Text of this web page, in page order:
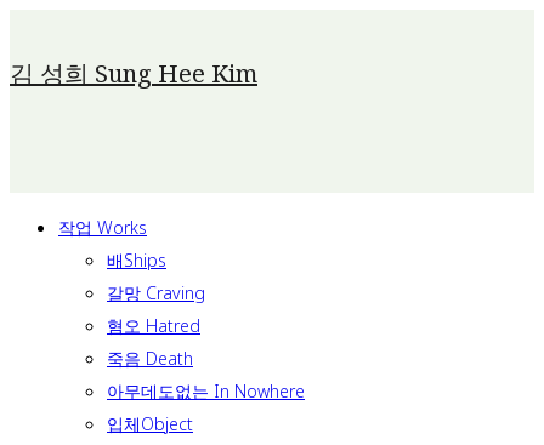
Content
김 성희 Sung Hee Kim
작업 Works
배Ships
갈망 Craving
혐오 Hatred
죽음 Death
아무데도없는 In Nowhere
입체Object